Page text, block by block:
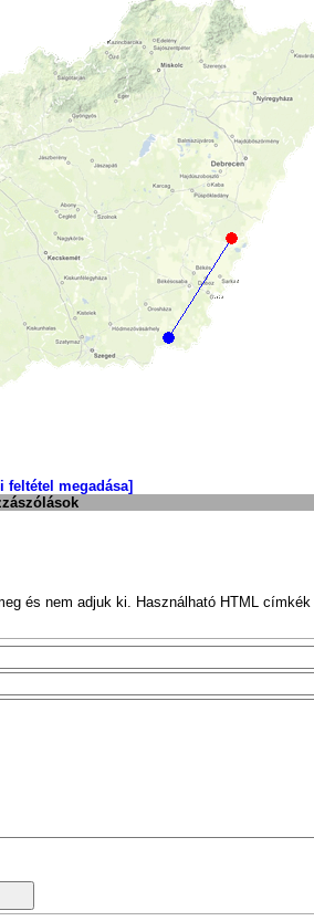
feltétel megadása]
és nem adjuk ki. Használható HTML